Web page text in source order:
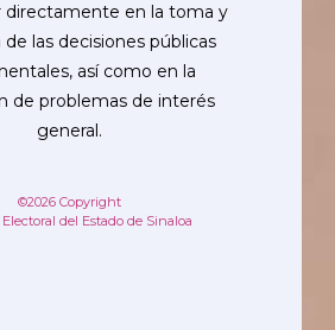
directamente en la toma y
las decisiones públicas
así como en la
de problemas de interés
general.
©2026 Copyright
del Estado de Sinaloa